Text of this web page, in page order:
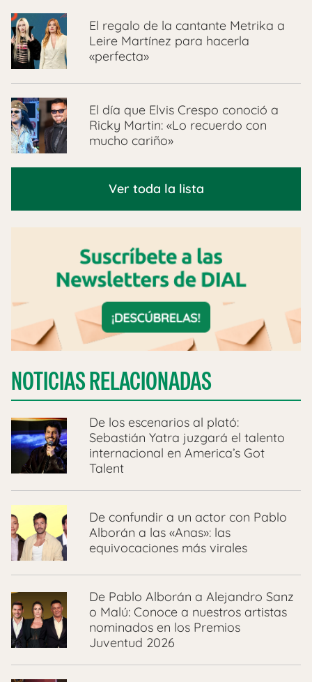
El regalo de la cantante Metrika a
Leire Martínez para hacerla
«perfecta»
El día que Elvis Crespo conoció a
Ricky Martin: «Lo recuerdo con
mucho cariño»
Ver toda la lista
NOTICIAS RELACIONADAS
De los escenarios al plató:
Sebastián Yatra juzgará el talento
internacional en America’s Got
Talent
De confundir a un actor con Pablo
Alborán a las «Anas»: las
equivocaciones más virales
De Pablo Alborán a Alejandro Sanz
o Malú: Conoce a nuestros artistas
nominados en los Premios
Juventud 2026